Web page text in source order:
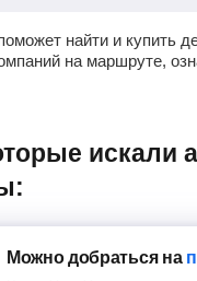
найти и купить
на маршруте,
Можно добратьсяна